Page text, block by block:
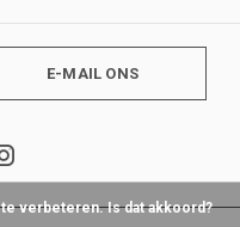
E-MAIL ONS
verbeteren. Is dat akkoord?